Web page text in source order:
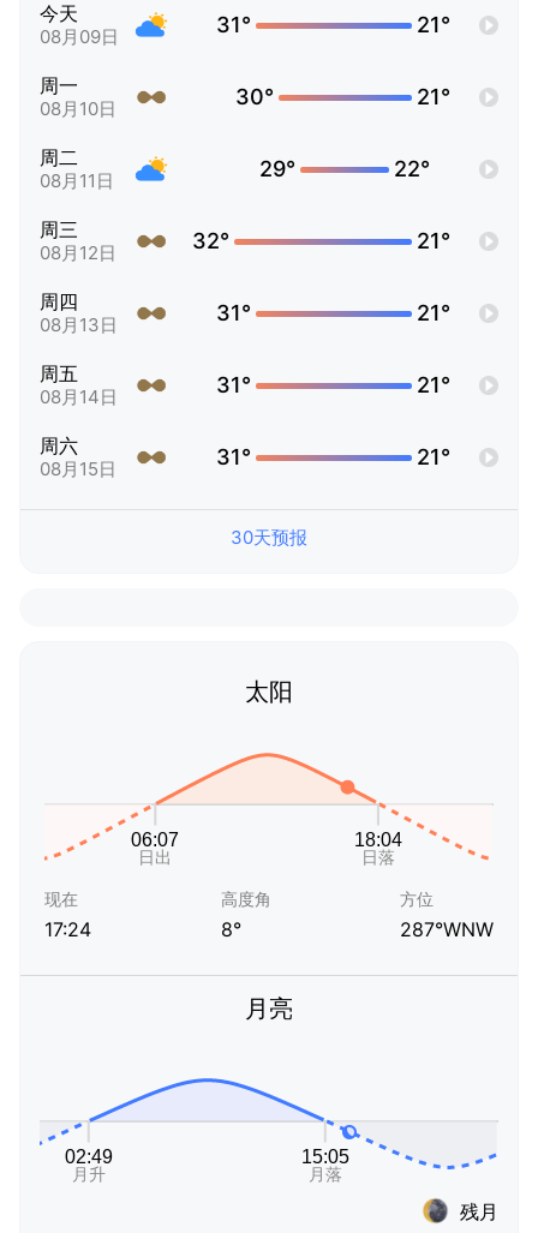
今天
08月09日 31° 21°
周一
08月10日 30° 21°
周二
08月11日 29° 22°
周三
08月12日 32° 21°
周四
08月13日 31° 21°
周五
08月14日 31° 21°
周六
08月15日 31° 21°
30天预报
太阳
现在
17:24
高度角
8°
方位
287°WNW
月亮
残月